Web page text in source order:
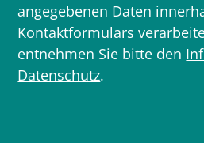
angegebenen Daten
Kontaktformulars
entnehmen Sie bitte den
Datenschutz.